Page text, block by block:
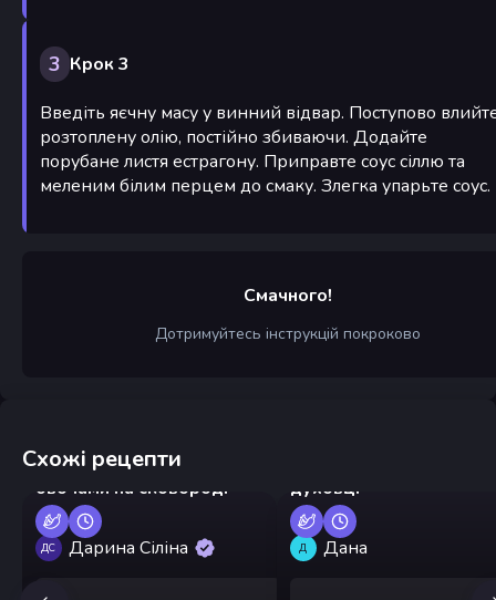
3 Крок 3
Введіть яєчну масу у винний відвар. Поступово
розтоплену олію, постійно збиваючи. Додайте
порубане листя естрагону. Приправте соус сіллю та
меленим білим перцем до смаку. Злегка упарьте соус.
Смачного!
Дотримуйтесь інструкцій покроково
Схожі рецепти
Вермішель з куркою та
овочами на сковороді
ДС Дарина Сіліна
духовці
Д Дана